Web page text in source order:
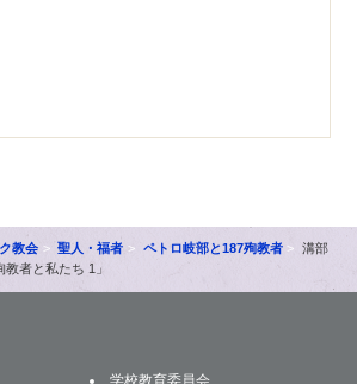
教会 聖人・福者 ペトロ岐部と187殉教者
溝部
者と私たち 1」
学校教育委員会